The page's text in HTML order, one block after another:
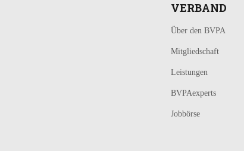
VERBAND
Über den BVPA
Mitgliedschaft
Leistungen
BVPAexperts
Jobbörse